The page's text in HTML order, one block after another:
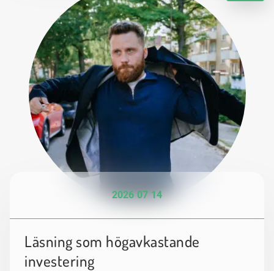
2026 07 14
Läsning som högavkastande
investering